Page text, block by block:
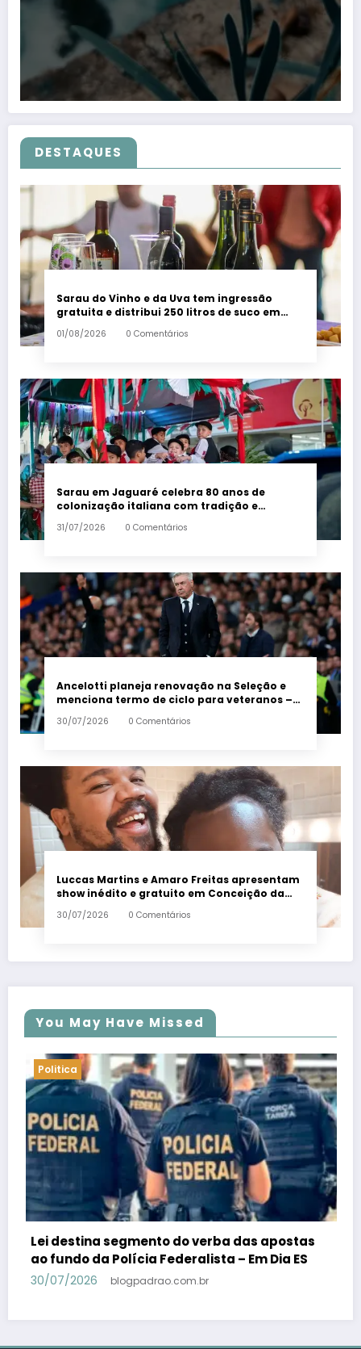
DESTAQUES
Sarau do Vinho e da Uva tem ingressão
gratuita e distribui 250 litros de suco em
Santa Teresa – Em Dia ES
01/08/2026 0 Comentários
Sarau em Jaguaré celebra 80 anos de
colonização italiana com tradição e
trambolhão da polenta – Em Dia ES
31/07/2026 0 Comentários
Ancelotti planeja renovação na Seleção e
menciona termo de ciclo para veteranos –
Em Dia ES
30/07/2026 0 Comentários
Luccas Martins e Amaro Freitas apresentam
show inédito e gratuito em Conceição da
Barra – Em Dia ES
30/07/2026 0 Comentários
You May Have Missed
Politica
PSB confirma Geraldo Alckmin porquê
candidato a vice-presidente na fórmula com
Lula – Em Dia ES